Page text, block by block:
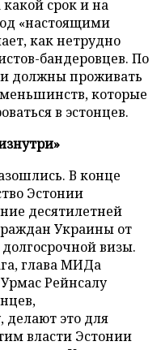
какой срок и на
«настоящими
как нетрудно
бандеровцев. По
должны проживать
которые
в эстонцев.
В конце
Эстонии
десятилетней
Украины от
визы.
глава МИДа
Рейнсалу
это для
власти Эстонии